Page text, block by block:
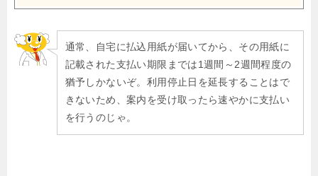
通常、自宅に払込用紙が届いてから、その用紙に
記載された支払い期限までは1週間～2週間程度の
猶予しかないぞ。利用停止日を延長することはで
きないため、案内を受け取ったら速やかに支払い
を行うのじゃ。